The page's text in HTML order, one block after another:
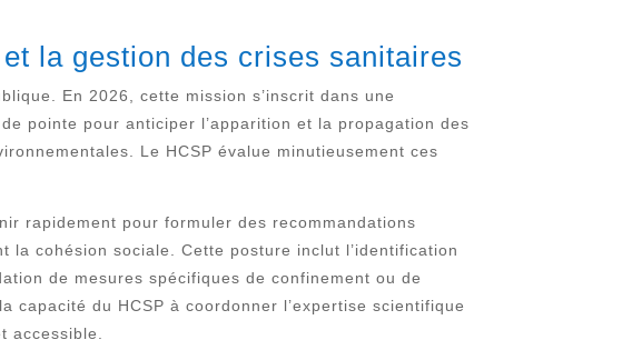
la gestion des crises sanitaires
En 2026, cette mission s’inscrit dans une
pointe pour anticiper l’apparition et la propagation des
Le HCSP évalue minutieusement ces
rapidement pour formuler des recommandations
cohésion sociale. Cette posture inclut l’identification
de mesures spécifiques de confinement ou de
du HCSP à coordonner l’expertise scientifique
accessible.